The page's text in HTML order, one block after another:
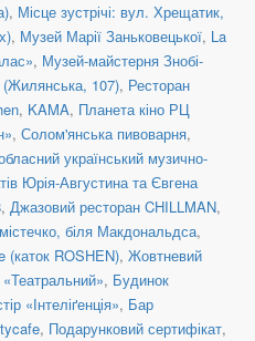
, Місце зустрічі: вул. Хрещатик,
, Музей Марії Заньковецької, La
, Музей-майстерня Знобі-
107), Ресторан
, KAMA, Планета кіно РЦ
, Солом'янська пивоварня,
український музично-
Юрія-Августина та Євгена
, Джазовий ресторан CHILLMAN,
біля Макдональдса,
(каток ROSHEN), Жовтневий
, Будинок
«Інтеліґенція», Бар
, Подарунковий сертифікат,